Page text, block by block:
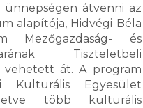
átvenni az
alapítója, Hidvégi Béla
Mezőgazdaság- és
Tiszteletbeli
vehetett át. A program
Kulturális Egyesület
több kulturális